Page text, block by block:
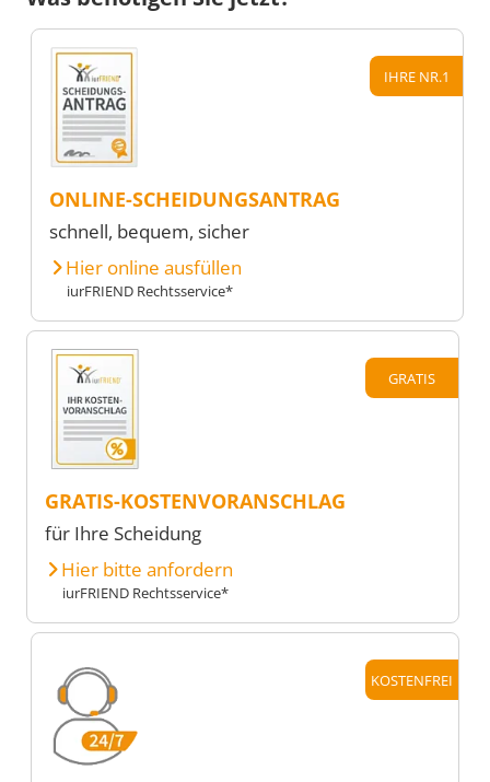
IHRE NR.1
ONLINE-SCHEIDUNGSANTRAG
schnell, bequem, sicher
Hier online ausfüllen
iurFRIEND Rechtsservice*
GRATIS
GRATIS-KOSTENVORANSCHLAG
für Ihre Scheidung
Hier bitte anfordern
iurFRIEND Rechtsservice*
KOSTENFREI